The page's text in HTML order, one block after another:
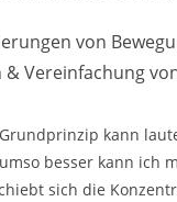
von
& Vereinfachung
kann
besser kann ich
sich die